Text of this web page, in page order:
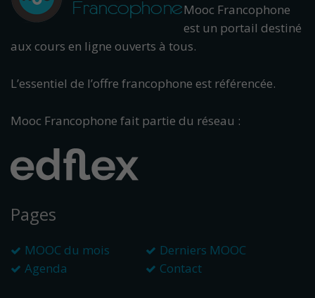
Mooc Francophone
est un portail destiné
aux cours en ligne ouverts à tous.
L’essentiel de l’offre francophone est référencée.
Mooc Francophone fait partie du réseau :
Pages
MOOC du mois
Derniers MOOC
Agenda
Contact